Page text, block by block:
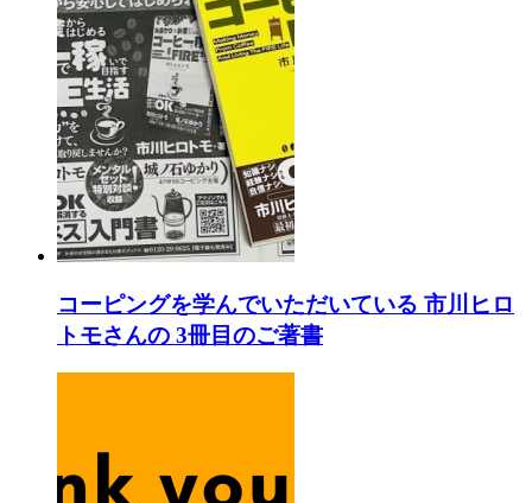
コーピングを学んでいただいている 市川ヒロ
トモさんの 3冊目のご著書